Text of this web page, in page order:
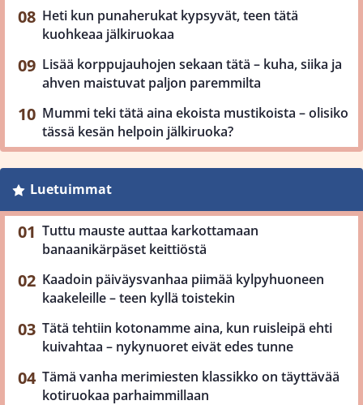
Heti kun punaherukat kypsyvät, teen tätä
kuohkeaa jälkiruokaa
Lisää korppujauhojen sekaan tätä – kuha, siika ja
ahven maistuvat paljon paremmilta
Mummi teki tätä aina ekoista mustikoista – olisiko
tässä kesän helpoin jälkiruoka?
Luetuimmat
Tuttu mauste auttaa karkottamaan
banaanikärpäset keittiöstä
Kaadoin päiväysvanhaa piimää kylpyhuoneen
kaakeleille – teen kyllä toistekin
Tätä tehtiin kotonamme aina, kun ruisleipä ehti
kuivahtaa – nykynuoret eivät edes tunne
Tämä vanha merimiesten klassikko on täyttävää
kotiruokaa parhaimmillaan